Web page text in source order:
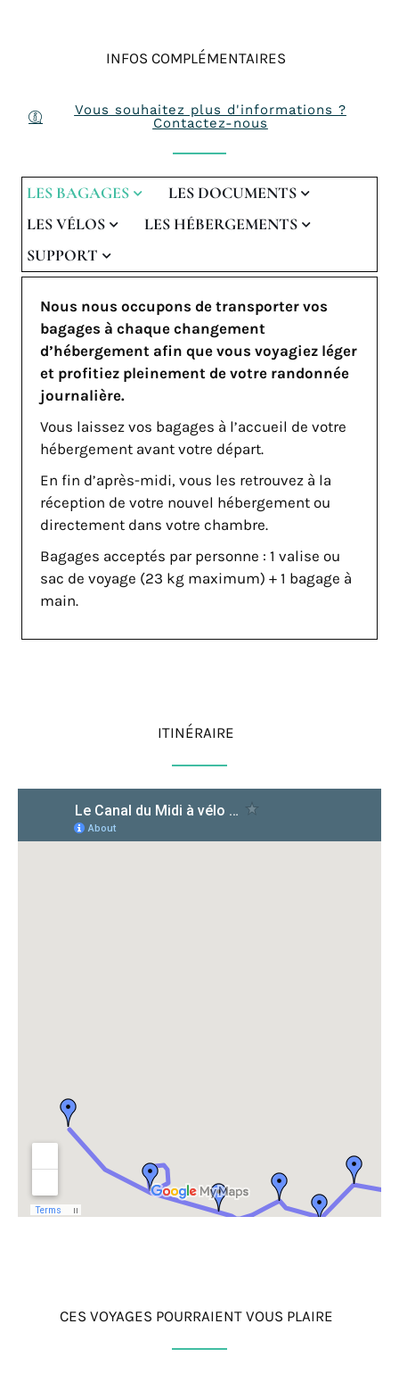
INFOS COMPLÉMENTAIRES
Vous souhaitez plus d'informations ?
Contactez-nous
LES BAGAGES
LES DOCUMENTS
LES VÉLOS
LES HÉBERGEMENTS
SUPPORT
Nous nous occupons de transporter vos
bagages à chaque changement
d’hébergement afin que vous voyagiez léger
et profitiez pleinement de votre randonnée
journalière.
Vous laissez vos bagages à l’accueil de votre
hébergement avant votre départ.
En fin d’après-midi, vous les retrouvez à la
réception de votre nouvel hébergement ou
directement dans votre chambre.
Bagages acceptés par personne : 1 valise ou
sac de voyage (23 kg maximum) + 1 bagage à
main.
ITINÉRAIRE
CES VOYAGES POURRAIENT VOUS PLAIRE